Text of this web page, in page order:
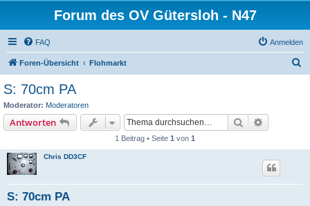
Forum des OV Gütersloh - N47
FAQ Anmelden
Foren-Übersicht Flohmarkt
S: 70cm PA
Moderator: Moderatoren
Antworten Suche
1 Beitrag • Seite 1 von 1
Chris DD3CF
S: 70cm PA